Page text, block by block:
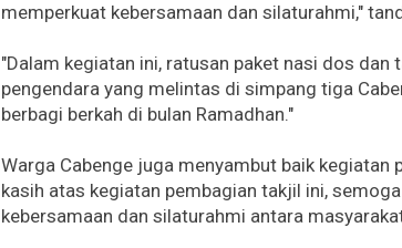
memperkuat kebersamaan dan silaturahmi,"
"Dalam kegiatan ini, ratusan paket nasi dos
pengendara yang melintas di simpang tiga
berbagi berkah di bulan Ramadhan."
Warga Cabenge juga menyambut baik
kasih atas kegiatan pembagian takjil ini,
kebersamaan dan silaturahmi antara